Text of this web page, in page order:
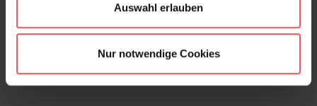
Auswahl erlauben
Nur notwendige Cookies